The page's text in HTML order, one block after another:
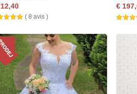
( 8 avis )
€